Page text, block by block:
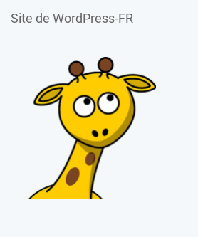
Site de WordPress-FR